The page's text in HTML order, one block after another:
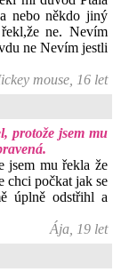
nebo někdo jiný
ne. Nevím
ne Nevím jestli
mouse, 16 let
protože jsem mu
jsem mu řekla že
chci počkat jak se
úplně odstřihl a
Ája, 19 let